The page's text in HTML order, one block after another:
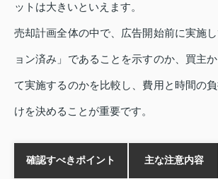
ットは大きいといえます。
売却計画全体の中で、広告開始前に実施
ョン済み」であることを示すのか、買主
て実施するのかを比較し、費用と時間の
けを決めることが重要です。
確認すべきポイント 主な注意内容